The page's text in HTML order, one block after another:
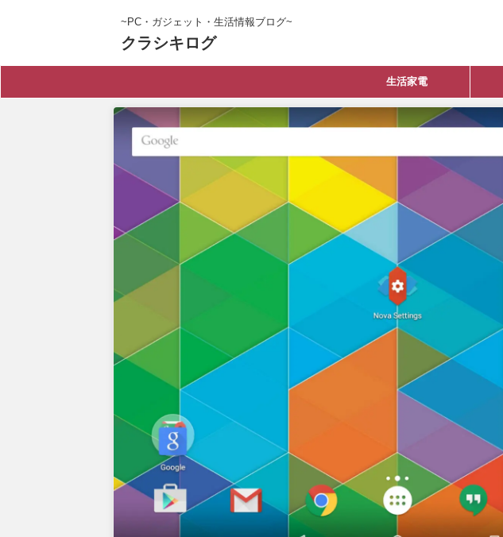
~PC・ガジェット・生活情報ブログ~
クラシキログ
生活家電